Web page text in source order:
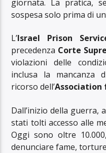
giornata. La pratica,
sospesa solo prima di
L’Israel Prison
precedenza Corte
violazioni delle
inclusa la mancanza
ricorso dell’Association
Dall’inizio della guerra,
stati tolti accesso alle
Oggi sono oltre
denunciare fame,